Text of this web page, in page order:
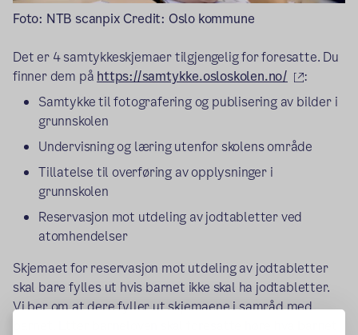
Foto: NTB scanpix Credit: Oslo kommune
Det er 4 samtykkeskjemaer tilgjengelig for foresatte. Du
finner dem på https://samtykke.osloskolen.no/ (ekstern
:
Samtykke til fotografering og publisering av bilder i
grunnskolen
Undervisning og læring utenfor skolens område
Tillatelse til overføring av opplysninger i
grunnskolen
Reservasjon mot utdeling av jodtabletter ved
atomhendelser
Skjemaet for reservasjon mot utdeling av jodtabletter
skal bare fylles ut hvis barnet ikke skal ha jodtabletter.
Vi ber om at dere fyller ut skjemaene i samråd med